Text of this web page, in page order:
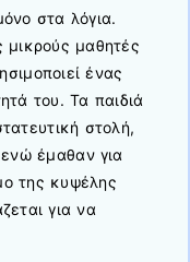
στα λόγια.
μικρούς μαθητές
ένας
του. Τα παιδιά
στολή,
έμαθαν για
της κυψέλης
για να